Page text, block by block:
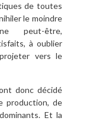
de toutes
le moindre
peut-être,
à oublier
vers le
donc décidé
production, de
Et la